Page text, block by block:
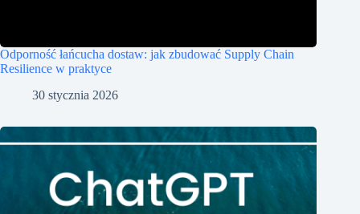
Odporność łańcucha dostaw: jak zbudować Supply Chain
Resilience w praktyce
30 stycznia 2026